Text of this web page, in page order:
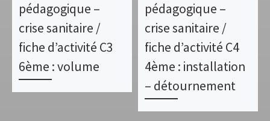
pédagogique –
crise sanitaire /
fiche d’activité C3
6ème : volume
pédagogique –
crise sanitaire /
fiche d’activité C4
4ème : installation
– détournement